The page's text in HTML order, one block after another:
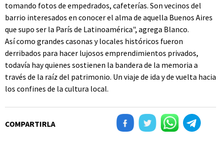
tomando fotos de empedrados, cafeterías. Son vecinos del
barrio interesados en conocer el alma de aquella Buenos Aires
que supo ser la París de Latinoamérica", agrega Blanco.
Así como grandes casonas y locales históricos fueron
derribados para hacer lujosos emprendimientos privados,
todavía hay quienes sostienen la bandera de la memoria a
través de la raíz del patrimonio. Un viaje de ida y de vuelta hacia
los confines de la cultura local.
COMPARTIRLA